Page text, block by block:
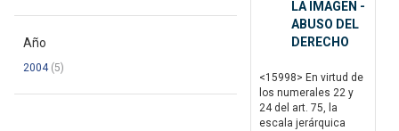
Año
2004(5)
LA IMAGEN -
ABUSO DEL
DERECHO
<15998> En virtud de
los numerales 22 y
24 del art. 75, la
escala jerárquica